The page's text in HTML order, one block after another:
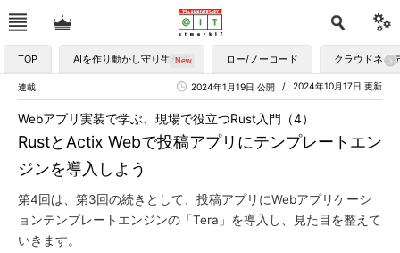
TOP AIを作り動かし守り生かす ロー/ノーコード クラウドネイ
連載 2024年10月17日 更新
2024年1月19日 公開
RustとActix Webで投稿アプリにテンプレートエン
ジンを導入しよう
Webアプリ実装で学ぶ、現場で役立つRust入門（4）
第4回は、第3回の続きとして、投稿アプリにWebアプリケーシ
ョンテンプレートエンジンの「Tera」を導入し、見た目を整えて
いきます。